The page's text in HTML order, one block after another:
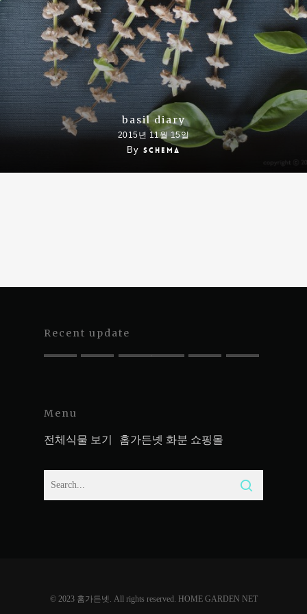
basil diary
2015년 11월 15일
By schema
Recent update
Menu
전체식물 보기 홈가든넷 화분 쇼핑몰
© 2023 홈가든넷. All rights reserved. HOME GARDEN NET